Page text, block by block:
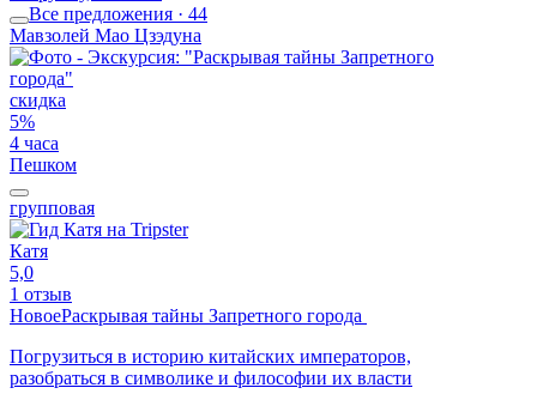
Все предложения · 44
Мавзолей Мао Цзэдуна
скидка
5%
4 часа
Пешком
групповая
Катя
5,0
1 отзыв
НовоеРаскрывая тайны Запретного города
Погрузиться в историю китайских императоров,
разобраться в символике и философии их власти